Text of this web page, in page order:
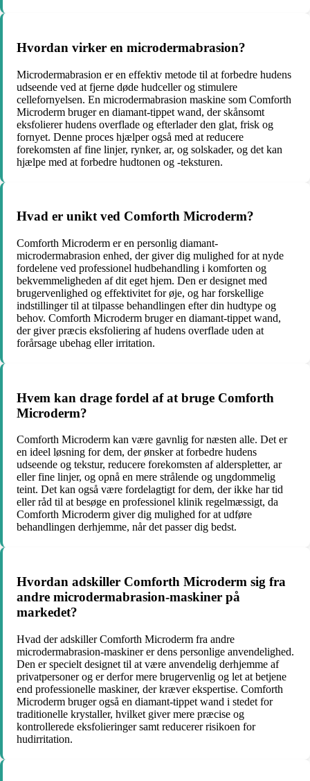
Hvordan virker en microdermabrasion?
Microdermabrasion er en effektiv metode til at forbedre hudens
udseende ved at fjerne døde hudceller og stimulere
cellefornyelsen. En microdermabrasion maskine som Comforth
Microderm bruger en diamant-tippet wand, der skånsomt
eksfolierer hudens overflade og efterlader den glat, frisk og
fornyet. Denne proces hjælper også med at reducere
forekomsten af fine linjer, rynker, ar, og solskader, og det kan
hjælpe med at forbedre hudtonen og -teksturen.
Hvad er unikt ved Comforth Microderm?
Comforth Microderm er en personlig diamant-
microdermabrasion enhed, der giver dig mulighed for at nyde
fordelene ved professionel hudbehandling i komforten og
bekvemmeligheden af dit eget hjem. Den er designet med
brugervenlighed og effektivitet for øje, og har forskellige
indstillinger til at tilpasse behandlingen efter din hudtype og
behov. Comforth Microderm bruger en diamant-tippet wand,
der giver præcis eksfoliering af hudens overflade uden at
forårsage ubehag eller irritation.
Hvem kan drage fordel af at bruge Comforth
Microderm?
Comforth Microderm kan være gavnlig for næsten alle. Det er
en ideel løsning for dem, der ønsker at forbedre hudens
udseende og tekstur, reducere forekomsten af alderspletter, ar
eller fine linjer, og opnå en mere strålende og ungdommelig
teint. Det kan også være fordelagtigt for dem, der ikke har tid
eller råd til at besøge en professionel klinik regelmæssigt, da
Comforth Microderm giver dig mulighed for at udføre
behandlingen derhjemme, når det passer dig bedst.
Hvordan adskiller Comforth Microderm sig fra
andre microdermabrasion-maskiner på
markedet?
Hvad der adskiller Comforth Microderm fra andre
microdermabrasion-maskiner er dens personlige anvendelighed.
Den er specielt designet til at være anvendelig derhjemme af
privatpersoner og er derfor mere brugervenlig og let at betjene
end professionelle maskiner, der kræver ekspertise. Comforth
Microderm bruger også en diamant-tippet wand i stedet for
traditionelle krystaller, hvilket giver mere præcise og
kontrollerede eksfolieringer samt reducerer risikoen for
hudirritation.